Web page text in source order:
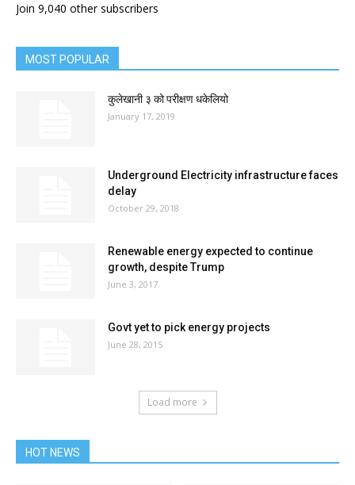
Join 9,040 other subscribers
MOST POPULAR
कुलेखानी ३ को परीक्षण धकेलियो
January 17, 2019
Underground Electricity infrastructure faces
delay
October 29, 2018
Renewable energy expected to continue
growth, despite Trump
June 3, 2017
Govt yet to pick energy projects
June 28, 2015
Load more
HOT NEWS